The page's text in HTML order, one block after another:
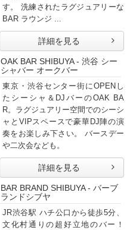
す。 洗練されたラグジュアリーな
BAR ラウンジ ...
詳細を見る
OAK BAR SHIBUYA - 渋谷 シー
シャバー オークバー
東京・渋谷センター街にOPENし
たシーシャ＆DJバーのOAK BA
R。ラグジュアリー空間でのシーシ
ャとVIPスペースで豪華DJ陣の演
奏をお楽しみ下さい。 バースデー
や二次会なども。
詳細を見る
BAR BRAND SHIBUYA - バーブ
ランドシブヤ
JR渋谷駅 ハチ公口から徒歩5分、
文化村通りの超好立地のバー！